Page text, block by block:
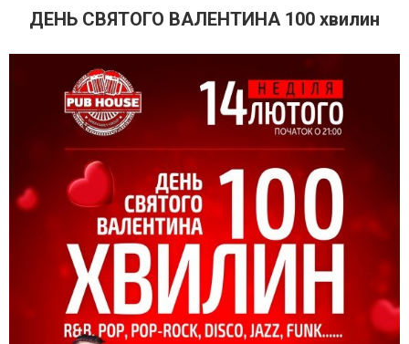
ДЕНЬ СВЯТОГО ВАЛЕНТИНА 100 хвилин